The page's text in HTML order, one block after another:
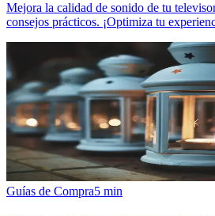
Mejora la calidad de sonido de tu
consejos prácticos. ¡Optimiza tu
Guías de Compra5 min